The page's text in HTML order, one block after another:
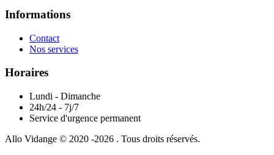
Informations
Contact
Nos services
Horaires
Lundi - Dimanche
24h/24 - 7j/7
Service d'urgence permanent
Allo Vidange © 2020 -2026 . Tous droits réservés.